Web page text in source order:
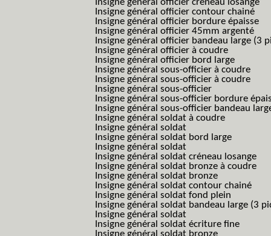
Insigne général officier créneau losange
Insigne général officier contour chainé
Insigne général officier bordure épaisse
Insigne général officier 45mm argenté
Insigne général officier bandeau large (3
Insigne général officier à coudre
Insigne général officier bord large
Insigne général sous-officier à coudre
Insigne général sous-officier à coudre
Insigne général sous-officier
Insigne général sous-officier bordure
Insigne général sous-officier bandeau
Insigne général soldat à coudre
Insigne général soldat
Insigne général soldat bord large
Insigne général soldat
Insigne général soldat créneau losange
Insigne général soldat bronze à coudre
Insigne général soldat bronze
Insigne général soldat contour chainé
Insigne général soldat fond plein
Insigne général soldat bandeau large (3
Insigne général soldat
Insigne général soldat écriture fine
Insigne général soldat bronze